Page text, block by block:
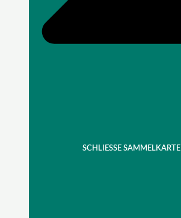
SCHLIESSE SAMMELKARTEN